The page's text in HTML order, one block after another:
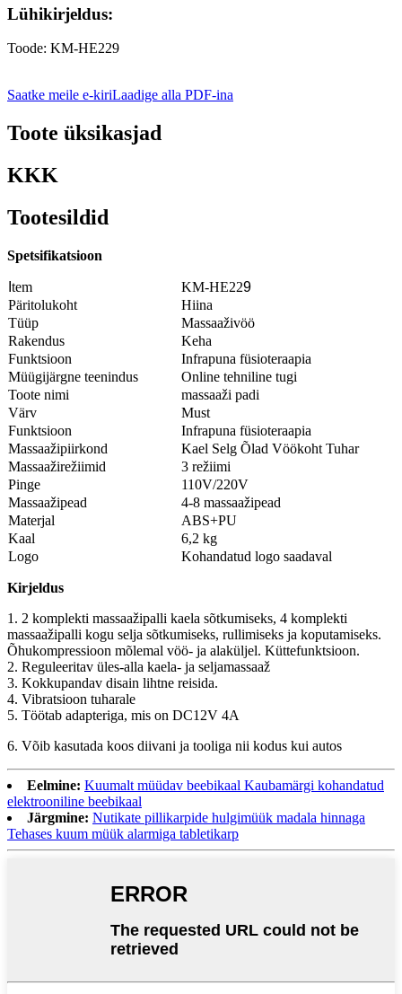
Lühikirjeldus:
Toode: KM-HE229
Saatke meile e-kiriLaadige alla PDF-ina
Toote üksikasjad
KKK
Tootesildid
Spetsifikatsioon
tem KM-HE229
Päritolukoht
Hiina
Tüüp
Massaaživöö
Rakendus
Keha
Funktsioon
Infrapuna füsioteraapia
Müügijärgne teenindus
Online tehniline tugi
Toote nimi
massaaži padi
Värv
Must
Funktsioon
Infrapuna füsioteraapia
Massaažipiirkond
Kael Selg Õlad Vöökoht Tuhar
Massaažirežiimid
3 režiimi
Pinge
110V/220V
Massaažipead
4-8 massaažipead
Materjal
ABS+PU
Kaal
6,2 kg
Logo
Kohandatud logo saadaval
Kirjeldus
1. 2 komplekti massaažipalli kaela sõtkumiseks, 4 komplekti
massaažipalli kogu selja sõtkumiseks, rullimiseks ja koputamiseks.
Õhukompressioon mõlemal vöö- ja alaküljel. Küttefunktsioon.
2. Reguleeritav üles-alla kaela- ja seljamassaaž
3. Kokkupandav disain lihtne reisida.
4. Vibratsioon tuharale
5. Töötab adapteriga, mis on DC12V 4A
6. Võib kasutada koos diivani ja tooliga nii kodus kui autos
Eelmine: Kuumalt müüdav beebikaal Kaubamärgi kohandatud
elektrooniline beebikaal
Järgmine: Nutikate pillikarpide hulgimüük madala hinnaga
Tehases kuum müük alarmiga tabletikarp